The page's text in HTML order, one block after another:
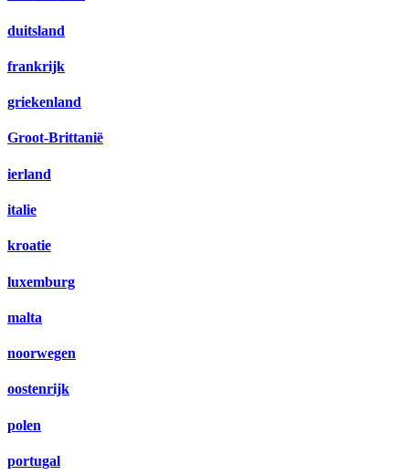
duitsland
frankrijk
griekenland
Groot-Brittanië
ierland
italie
kroatie
luxemburg
malta
noorwegen
oostenrijk
polen
portugal